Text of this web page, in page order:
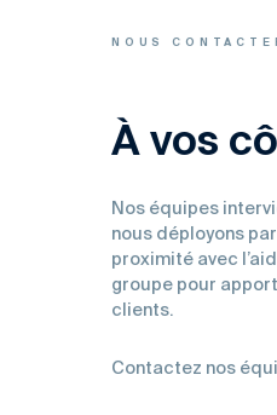
NOUS
À vos
Nos équipes
nous déployons
proximité avec
groupe pour
clients.
Contactez nos